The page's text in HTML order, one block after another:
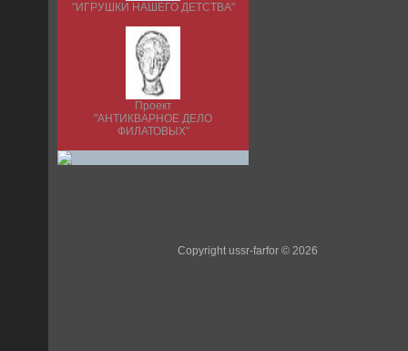
"ИГРУШКИ НАШЕГО ДЕТСТВА"
Проект
"АНТИКВАРНОЕ ДЕЛО
ФИЛАТОВЫХ"
Copyright ussr-farfor © 2026